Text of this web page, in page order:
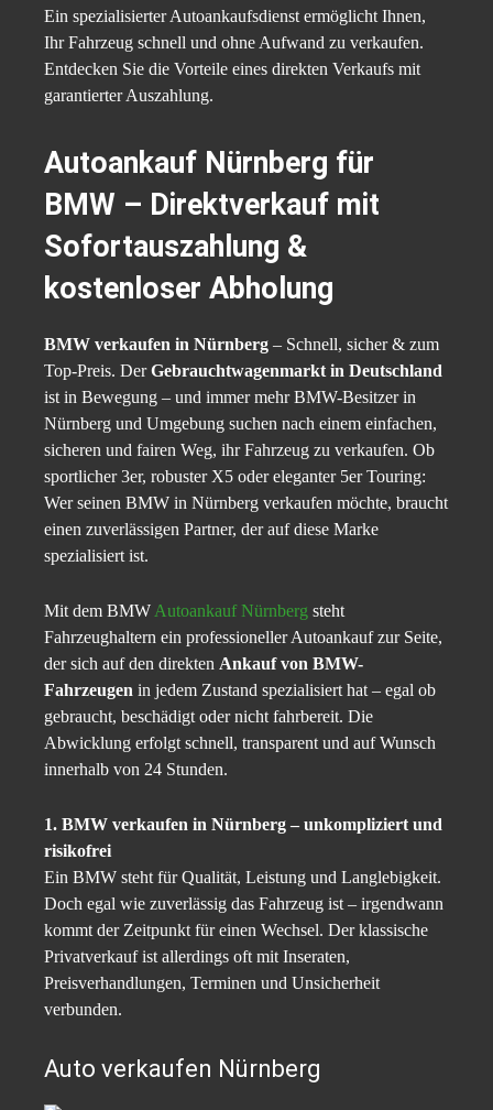
Ein spezialisierter Autoankaufsdienst ermöglicht Ihnen,
Ihr Fahrzeug schnell und ohne Aufwand zu verkaufen.
Entdecken Sie die Vorteile eines direkten Verkaufs mit
garantierter Auszahlung.
Autoankauf Nürnberg für
BMW – Direktverkauf mit
Sofortauszahlung &
kostenloser Abholung
BMW verkaufen in Nürnberg – Schnell, sicher & zum
Top-Preis. DerGebrauchtwagenmarkt in Deutschland
ist in Bewegung – und immer mehr BMW-Besitzer in
Nürnberg und Umgebung suchen nach einem einfachen,
sicheren und fairen Weg, ihr Fahrzeug zu verkaufen. Ob
sportlicher 3er, robuster X5 oder eleganter 5er Touring:
Wer seinen BMW in Nürnberg verkaufen möchte, braucht
einen zuverlässigen Partner, der auf diese Marke
spezialisiert ist.
Mit dem BMW Autoankauf Nürnberg steht
Fahrzeughaltern ein professioneller Autoankauf zur Seite,
der sich auf den direkten Ankauf von BMW-
Fahrzeugen in jedem Zustand spezialisiert hat – egal ob
gebraucht, beschädigt oder nicht fahrbereit. Die
Abwicklung erfolgt schnell, transparent und auf Wunsch
innerhalb von 24 Stunden.
1. BMW verkaufen in Nürnberg – unkompliziert und
risikofrei
Ein BMW steht für Qualität, Leistung und Langlebigkeit.
Doch egal wie zuverlässig das Fahrzeug ist – irgendwann
kommt der Zeitpunkt für einen Wechsel. Der klassische
Privatverkauf ist allerdings oft mit Inseraten,
Preisverhandlungen, Terminen und Unsicherheit
verbunden.
Auto verkaufen Nürnberg